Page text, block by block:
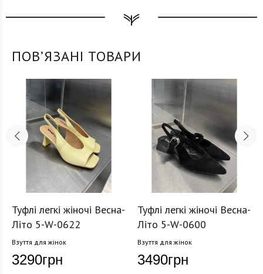
ПОВʼЯЗАНІ ТОВАРИ
Туфлі легкі жіночі Весна-
Літо 5-W-0622
Взуття для жінок
3290грн
Туфлі легкі жіночі Весна-
Літо 5-W-0600
Взуття для жінок
3490грн